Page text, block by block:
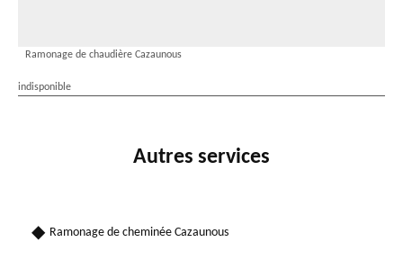
Ramonage de chaudière Cazaunous
indisponible
Autres services
Ramonage de cheminée Cazaunous